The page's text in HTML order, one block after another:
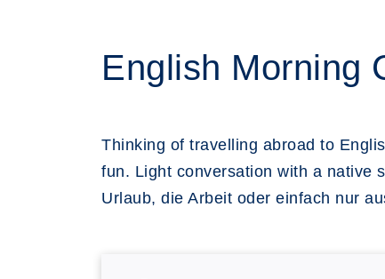
English Morning
Thinking of travelling abroad to
fun. Light conversation with a native
Urlaub, die Arbeit oder einfach nur